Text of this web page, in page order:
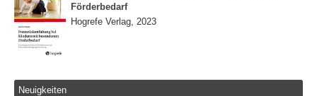
Förderbedarf
Hogrefe Verlag, 2023
Neuigkeiten